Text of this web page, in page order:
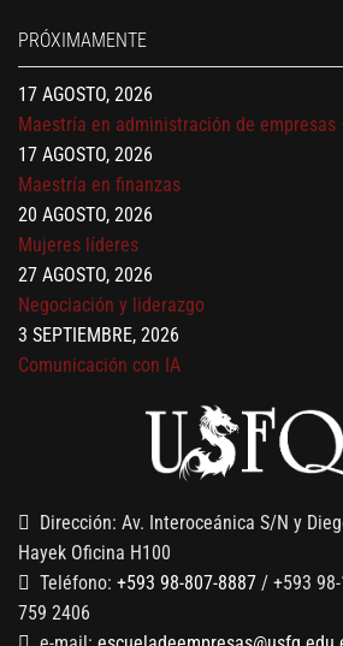
PRÓXIMAMENTE
Gerencia de empresas familiares
Maestría en administración de empresas
17 AGOSTO, 2026
Maestría en finanzas
20 AGOSTO, 2026
Mujeres líderes
27 AGOSTO, 2026
Negociación y liderazgo
3 SEPTIEMBRE, 2026
Comunicación con IA
7 SEPTIEMBRE, 2026
Gobernanza de datos
Finanzas para no financieros
Dirección: Av. Interoceánica S/N y
Hayek Oficina H100
Teléfono: +593 98-807-8887 / +593
759 2406